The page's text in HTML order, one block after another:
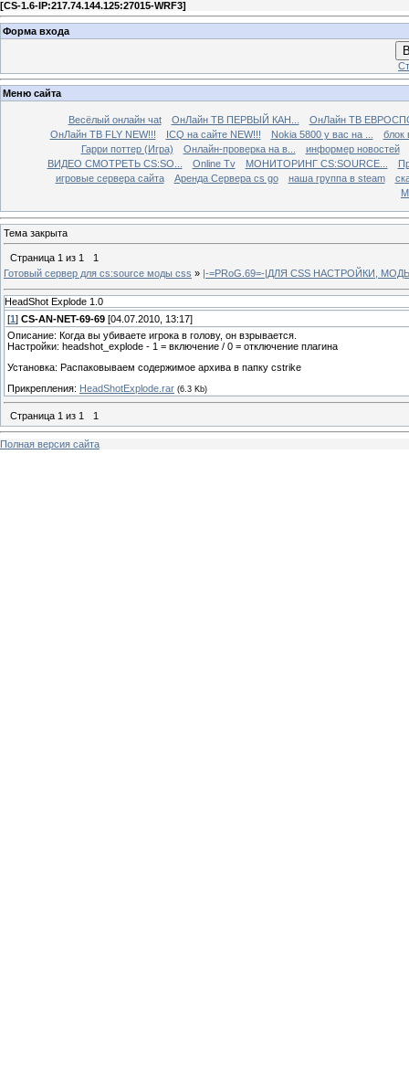
[CS-1.6-IP:217.74.144.125:27015-WRF3]
Форма входа
Меню сайта
Весёлый онлайн чаt ОнЛайн ТВ ПЕРВЫЙ КАН...
ОнЛайн ТВ
ОнЛайн ТВ FLY NEW!!!
ICQ на сайте NEW!!! Nokia 5800 у вас на ...
блок
Гарри поттер (Игра)
Онлайн-проверка на в...
информер новостей
ВИДЕО СМОТРЕТЬ CS:SO...
Online Tv МОНИТОРИНГ CS:SOURCE...
игровые сервера сайта
Аренда Сервера cs go наша группа в steam
Тема закрыта
Страница 1 из 1
1
Готовый сервер для cs:source моды css » |-=PRoG.69=-|ДЛЯ CSS НАСТРОЙКИ,
HeadShot Explode 1.0
[1 ] CS-AN-NET-69-69 [04.07.2010, 13:17]
Описание: Когда вы убиваете игрока в голову, он взрывается.
Настройки: headshot_explode - 1 = включение / 0 = отключение плагина
Установка: Распаковываем содержимое архива в папку cstrike
Прикрепления: HeadShotExplode.rar (6.3 Kb)
Страница 1 из 1 1
Полная версия сайта